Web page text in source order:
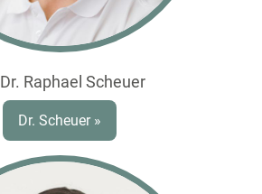
Raphael Scheuer
Dr. Scheuer »